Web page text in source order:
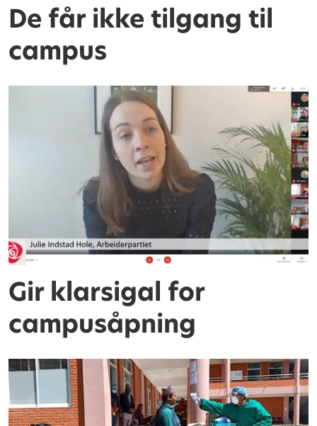
De får ikke tilgang til
campus
Gir klarsigal for
campusåpning